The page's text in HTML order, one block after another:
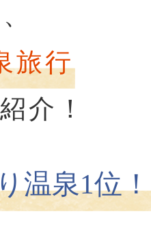
温泉1位！
旅行
介！